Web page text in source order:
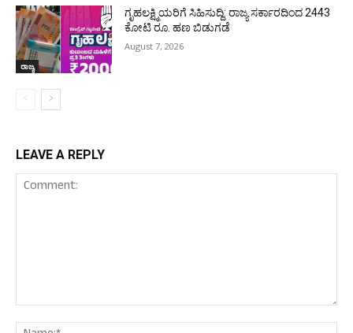
ರಾಜ್ಯ
ಗೃಹಲಕ್ಷ್ಮಿಯರಿಗೆ ಸಿಹಿಸುದ್ದಿ: ರಾಜ್ಯ ಸರ್ಕಾರದಿಂದ 2443
ಕೋಟಿ ರೂ. ಹಣ ಬಿಡುಗಡೆ
August 7, 2026
LEAVE A REPLY